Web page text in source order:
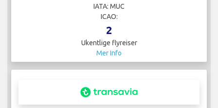
IATA: MUC
ICAO:
2
Ukentlige flyreiser
Mer Info